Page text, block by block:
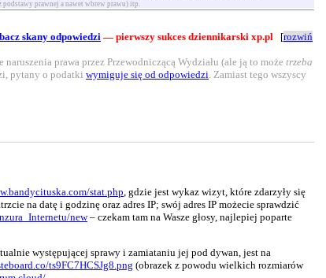
podstawy prawnej a nawet wbrew prawu) itp.
skany odpowiedzi — pierwszy sukces dziennikarski xp.pl [rozwiń
prawa przez Przewodniczącą Wydziału (ale ją to może trzeba
pytany o podatki wymiguje się od odpowiedzi. Zamiast tego wszyscy
stat.php , gdzie jest wykaz wizyt, które zdarzyły się
na datę i godzinę oraz adres IP; swój adres IP możecie sprawdzić
new– czekam tam na Wasze głosy, najlepiej poparte
występującej sprawy i zamiataniu jej pod dywan, jest na
ts9FC7HCSJg8.png (obrazek z powodu wielkich rozmiarów